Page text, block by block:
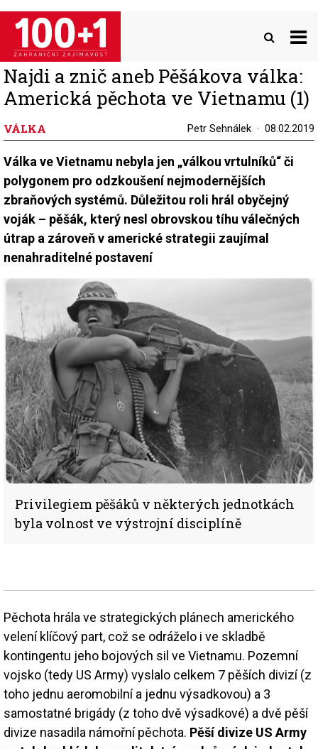
Přejít
hlavnímu
obsahu
Najdi a znič aneb Pěšákova válka:
Americká pěchota ve Vietnamu (1)
VÁLKA Petr Sehnálek 08.02.2019
Válka ve Vietnamu nebyla jen „válkou vrtulníků“ či
polygonem pro odzkoušení nejmodernějších
zbraňových systémů. Důležitou roli hrál obyčejný
voják – pěšák, který nesl obrovskou tíhu válečných
útrap a zároveň v americké strategii zaujímal
nenahraditelné postavení
Privilegiem pěšáků v některých jednotkách
byla volnost ve výstrojní disciplíně
Pěchota hrála ve strategických plánech amerického
velení klíčový part, což se odráželo i ve skladbě
kontingentu jeho bojových sil ve Vietnamu. Pozemní
vojsko (tedy US Army) vyslalo celkem 7 pěších divizí (z
toho jednu aeromobilní a jednu výsadkovou) a 3
samostatné brigády (z toho dvě výsadkové) a dvě pěší
divize nasadila námořní pěchota. Pěší divize US Army